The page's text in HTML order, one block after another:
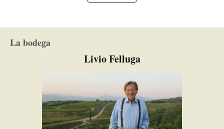
La bodega
Livio Felluga